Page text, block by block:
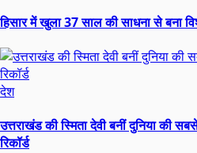
हिसार में खुला 37 साल की साधना से बना
देश
उत्तराखंड की स्मिता देवी बनीं दुनिया की
रिकॉर्ड